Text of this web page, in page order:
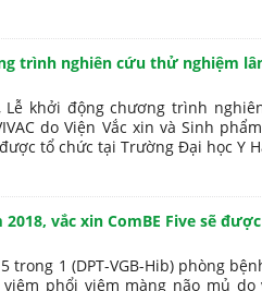
trình nghiên cứu thử nghiệm
Lễ khởi động chương trình
do Viện Vắc xin và Sinh
tổ chức tại Trường Đại học Y
2018, vắc xin ComBE Five sẽ
trong 1 (DPT-VGB-Hib) phòng
viêm phổi viêm màng não mủ